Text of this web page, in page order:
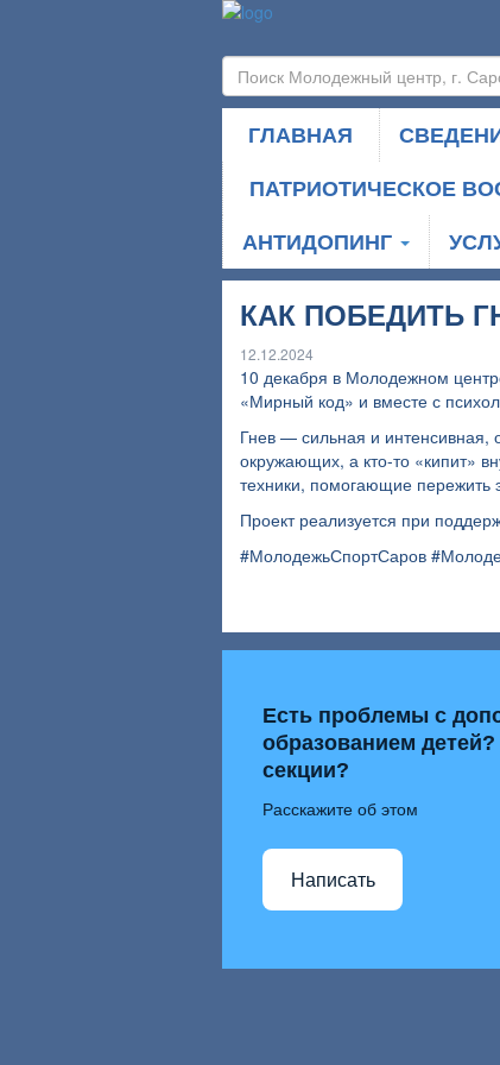
ГЛАВНАЯ
ПАТРИОТИЧЕСКОЕ
АНТИДОПИНГ
КАК ПОБЕДИТЬ
12.12.2024
10 декабря в Молодежном
«Мирный код» и вместе с
Гнев — сильная и интенсивная,
окружающих, а кто-то «кипит»
техники, помогающие пережить
Проект реализуется при
#МолодежьСпортСаров
Есть проблемы с
образованием
секции?
Расскажите об этом
Написать